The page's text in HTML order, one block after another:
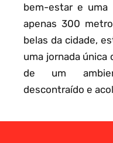
bem-estar e uma
apenas 300
belas da cidade,
uma jornada
de um
descontraído e